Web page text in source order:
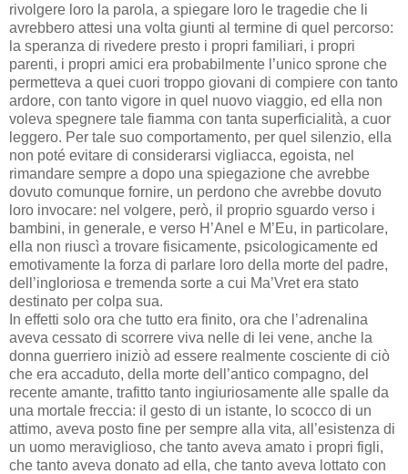
rivolgere loro la parola, a spiegare loro le tragedie che li
avrebbero attesi una volta giunti al termine di quel percorso:
la speranza di rivedere presto i propri familiari, i propri
parenti, i propri amici era probabilmente l’unico sprone che
permetteva a quei cuori troppo giovani di compiere con tanto
ardore, con tanto vigore in quel nuovo viaggio, ed ella non
voleva spegnere tale fiamma con tanta superficialità, a cuor
leggero. Per tale suo comportamento, per quel silenzio, ella
non poté evitare di considerarsi vigliacca, egoista, nel
rimandare sempre a dopo una spiegazione che avrebbe
dovuto comunque fornire, un perdono che avrebbe dovuto
loro invocare: nel volgere, però, il proprio sguardo verso i
bambini, in generale, e verso H’Anel e M’Eu, in particolare,
ella non riuscì a trovare fisicamente, psicologicamente ed
emotivamente la forza di parlare loro della morte del padre,
dell’ingloriosa e tremenda sorte a cui Ma’Vret era stato
destinato per colpa sua.
In effetti solo ora che tutto era finito, ora che l’adrenalina
aveva cessato di scorrere viva nelle di lei vene, anche la
donna guerriero iniziò ad essere realmente cosciente di ciò
che era accaduto, della morte dell’antico compagno, del
recente amante, trafitto tanto ingiuriosamente alle spalle da
una mortale freccia: il gesto di un istante, lo scocco di un
attimo, aveva posto fine per sempre alla vita, all’esistenza di
un uomo meraviglioso, che tanto aveva amato i propri figli,
che tanto aveva donato ad ella, che tanto aveva lottato con